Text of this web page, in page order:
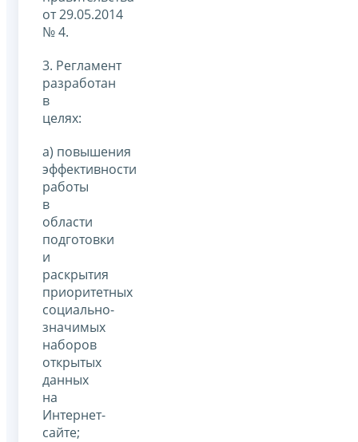
от 29.05.2014
№ 4.
3. Регламент
разработан
в
целях:
а) повышения
эффективности
работы
в
области
подготовки
и
раскрытия
приоритетных
социально-
значимых
наборов
открытых
данных
на
Интернет-
сайте;